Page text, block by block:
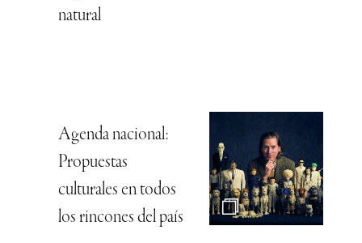
natural
Agenda nacional:
Propuestas
culturales en todos
los rincones del país